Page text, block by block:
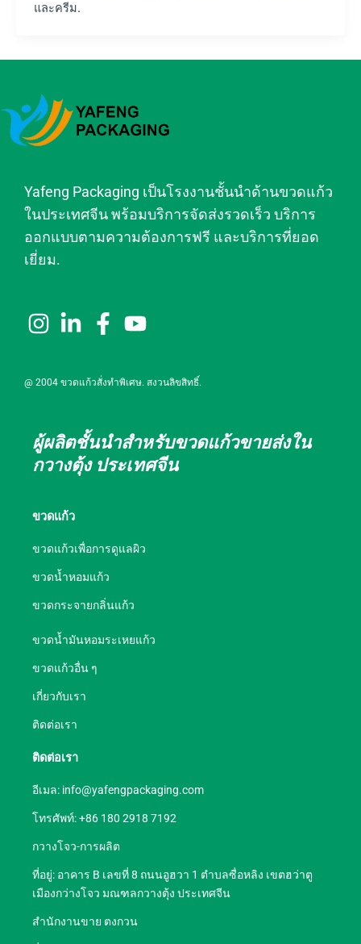
และครีม.
Yafeng Packaging เป็นโรงงานชั้นนำด้านขวดแก้ว
ในประเทศจีน พร้อมบริการจัดส่งรวดเร็ว บริการ
ออกแบบตามความต้องการฟรี และบริการที่ยอด
เยี่ยม.
@ 2004 ขวดแก้วสั่งทำพิเศษ. สงวนลิขสิทธิ์.
ผู้ผลิตชั้นนำสำหรับขวดแก้วขายส่งใน
กวางตุ้ง ประเทศจีน
ขวดแก้ว
ขวดแก้วเพื่อการดูแลผิว
ขวดน้ำหอมแก้ว
ขวดกระจายกลิ่นแก้ว
ขวดน้ำมันหอมระเหยแก้ว
ขวดแก้วอื่น ๆ
เกี่ยวกับเรา
ติดต่อเรา
ติดต่อเรา
อีเมล: info@yafengpackaging.com
โทรศัพท์: +86 180 2918 7192
กวางโจว-การผลิต
ที่อยู่: อาคาร B เลขที่ 8 ถนนอูฮวา 1 ตำบลซื่อหลิง เขตฮว่าตู
เมืองกว่างโจว มณฑลกวางตุ้ง ประเทศจีน
สำนักงานขาย ตงกวน